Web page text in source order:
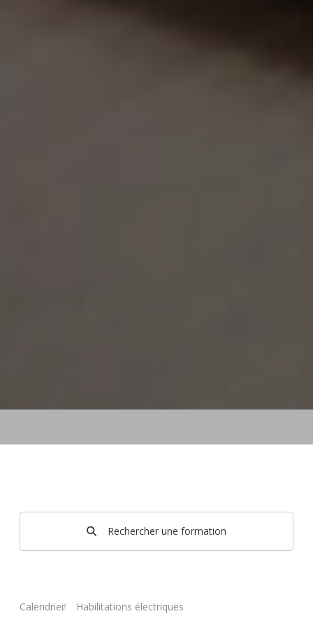
Rechercher une formation
Calendrier Habilitations électriques